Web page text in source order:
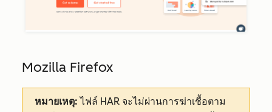
Mozilla Firefox
หมายเหตุ: ไฟล์ HAR จะไม่ผ่านการฆ่าเชื้อตาม